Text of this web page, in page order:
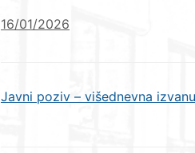
16/01/2026
Javni poziv – višednevna